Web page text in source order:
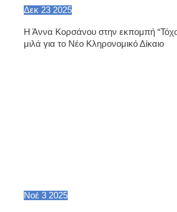
Δεκ 23 2025
Η Άννα Κορσάνου στην εκπομπή
μιλά για το Νέο Κληρονομικό Δίκαιο
Νοέ 3 2025